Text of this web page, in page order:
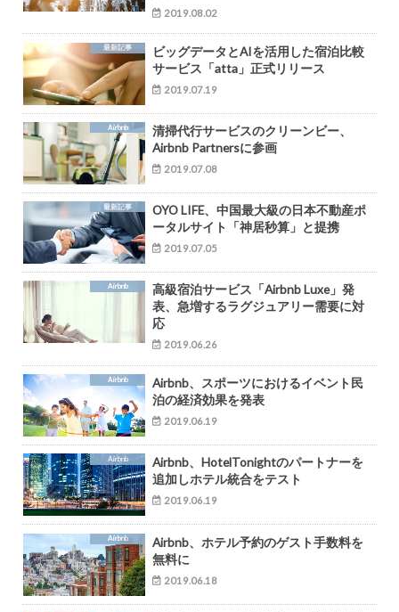
2019.08.02
最新記事
ビッグデータとAIを活用した宿泊比較
サービス「atta」正式リリース
2019.07.19
Airbnb
清掃代行サービスのクリーンビー、
Airbnb Partnersに参画
2019.07.08
最新記事
OYO LIFE、中国最大級の日本不動産ポ
ータルサイト「神居秒算」と提携
2019.07.05
Airbnb
高級宿泊サービス「Airbnb Luxe」発
表、急増するラグジュアリー需要に対
応
2019.06.26
Airbnb
Airbnb、スポーツにおけるイベント民
泊の経済効果を発表
2019.06.19
Airbnb
Airbnb、HotelTonightのパートナーを
追加しホテル統合をテスト
2019.06.19
Airbnb
Airbnb、ホテル予約のゲスト手数料を
無料に
2019.06.18